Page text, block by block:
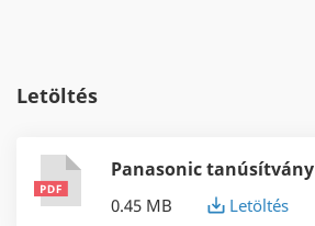
Letöltés
Panasonic tanúsítvány
0.45 MB Letöltés